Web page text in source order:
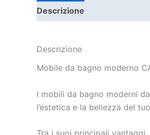
Descrizione
Descrizione
Mobile da bagno moderno
I mobili da bagno moderni
l’estetica e la bellezza del